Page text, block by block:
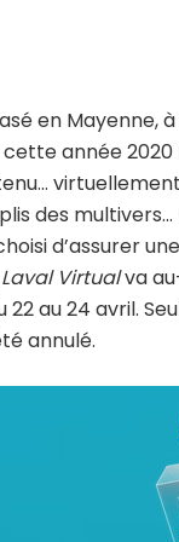
en Mayenne,
année
des multivers…
d’assurer
Laval Virtualva
au 24 avril.
annulé.